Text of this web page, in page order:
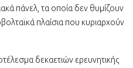
πάνελ, τα οποία δεν θυμίζουν
πλαίσια που κυριαρχούν
δεκαετιών ερευνητικής